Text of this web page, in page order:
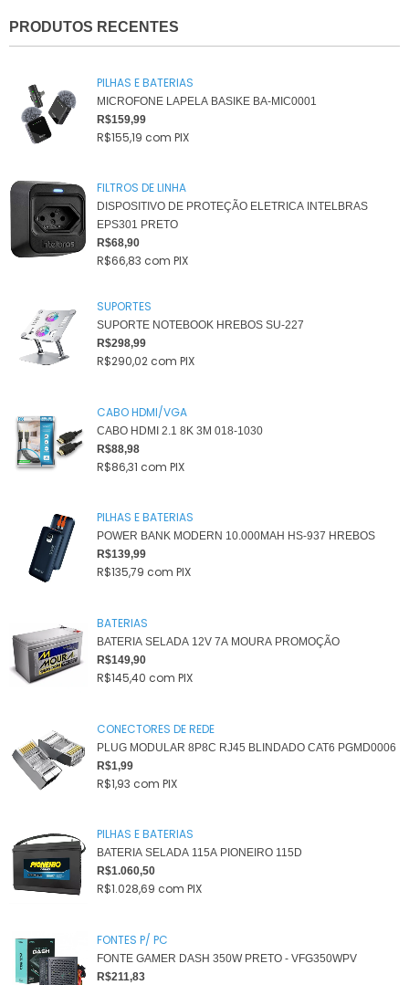
PRODUTOS RECENTES
PILHAS E BATERIAS
MICROFONE LAPELA BASIKE BA-MIC0001
R$159,99
R$155,19 com PIX
FILTROS DE LINHA
DISPOSITIVO DE PROTEÇÃO ELETRICA INTELBRAS
EPS301 PRETO
R$68,90
R$66,83 com PIX
SUPORTES
SUPORTE NOTEBOOK HREBOS SU-227
R$298,99
R$290,02 com PIX
CABO HDMI/VGA
CABO HDMI 2.1 8K 3M 018-1030
R$88,98
R$86,31 com PIX
PILHAS E BATERIAS
POWER BANK MODERN 10.000MAH HS-937 HREBOS
R$139,99
R$135,79 com PIX
BATERIAS
BATERIA SELADA 12V 7A MOURA PROMOÇÃO
R$149,90
R$145,40 com PIX
CONECTORES DE REDE
PLUG MODULAR 8P8C RJ45 BLINDADO CAT6 PGMD0006
R$1,99
R$1,93 com PIX
PILHAS E BATERIAS
BATERIA SELADA 115A PIONEIRO 115D
R$1.060,50
R$1.028,69 com PIX
FONTES P/ PC
FONTE GAMER DASH 350W PRETO - VFG350WPV
R$211,83